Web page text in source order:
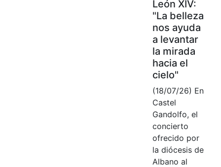
León XIV:
"La belleza
nos ayuda
a levantar
la mirada
hacia el
cielo"
(18/07/26) En
Castel
Gandolfo, el
concierto
ofrecido por
la diócesis de
Albano al